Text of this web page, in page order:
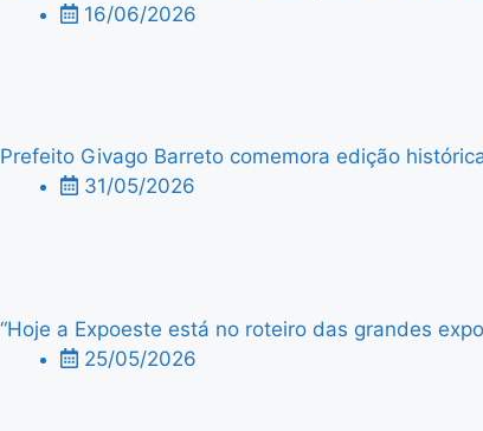
16/06/2026
Prefeito Givago Barreto comemora edição
31/05/2026
“Hoje a Expoeste está no roteiro das grandes
25/05/2026